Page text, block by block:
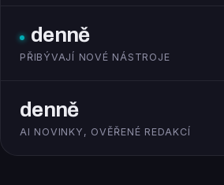
denně
PŘIBÝVAJÍ NOVÉ NÁSTROJE
denně
AI NOVINKY, OVĚŘENÉ REDAKCÍ